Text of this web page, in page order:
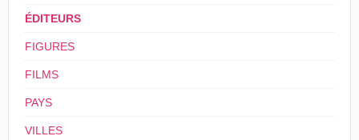
ÉDITEURS
FIGURES
FILMS
PAYS
VILLES